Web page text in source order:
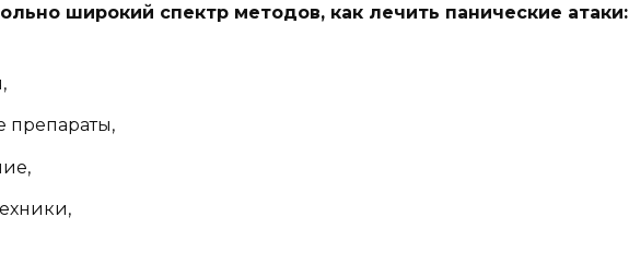
широкий спектр методов, как лечить панические атаки: